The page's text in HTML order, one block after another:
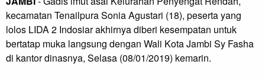
kecamatan Tenailpura Sonia Agustari (18), peserta yang
lolos LIDA 2 Indosiar akhirnya diberi kesempatan untuk
bertatap muka langsung dengan Wali Kota Jambi Sy Fasha
di kantor dinasnya, Selasa (08/01/2019) kemarin.